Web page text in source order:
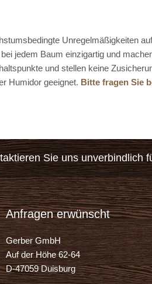
Unregelmäßigkeiten
jedem Baum einzigartig und
und stellen keine
Humidor geeignet. Bitte fragen Sie
Sie uns unverbindlich
Anfragen erwünscht
Gerber GmbH
Auf der Höhe 62-64
D-47059 Duisburg